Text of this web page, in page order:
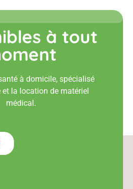
à tout
à domicile, spécialisé
la location de matériel
médical.